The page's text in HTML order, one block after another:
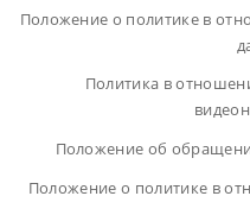
Положение о политике в
Политика в
Положение об
Положение о политике в